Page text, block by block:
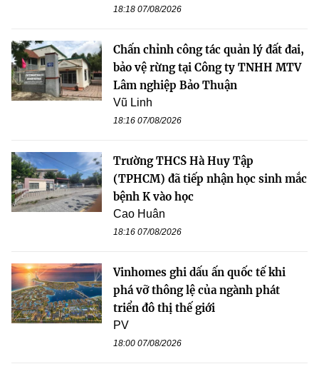
18:18 07/08/2026
Chấn chỉnh công tác quản lý đất đai,
bảo vệ rừng tại Công ty TNHH MTV
Lâm nghiệp Bảo Thuận
Vũ Linh
18:16 07/08/2026
Trường THCS Hà Huy Tập
(TPHCM) đã tiếp nhận học sinh mắc
bệnh K vào học
Cao Huân
18:16 07/08/2026
Vinhomes ghi dấu ấn quốc tế khi
phá vỡ thông lệ của ngành phát
triển đô thị thế giới
PV
18:00 07/08/2026